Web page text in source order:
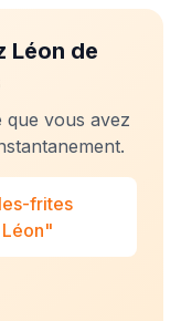
Léon de
que vous avez
frites